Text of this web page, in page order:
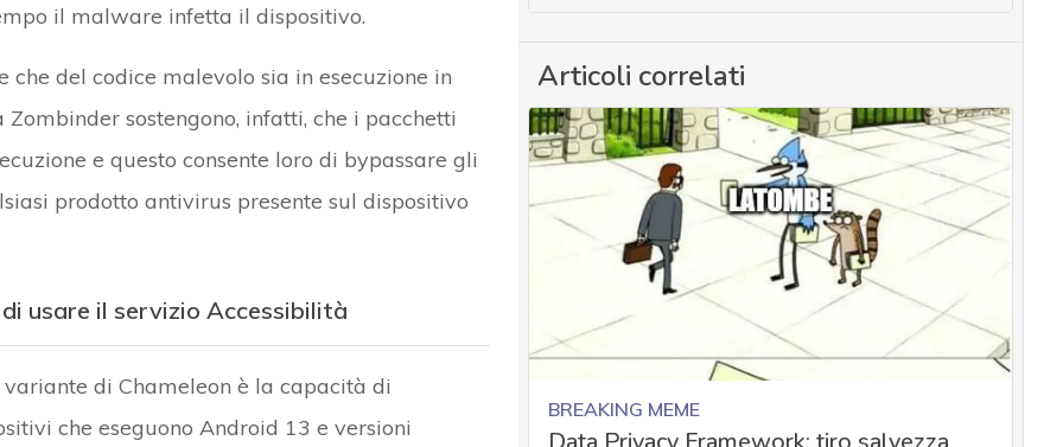
il malware infetta il dispositivo.
del codice malevolo sia in esecuzione in
sostengono, infatti, che i pacchetti
e questo consente loro di bypassare gli
prodotto antivirus presente sul dispositivo
usare il servizio Accessibilità
di Chameleon è la capacità di
che eseguono Android 13 e versioni
Articoli correlati
BREAKING MEME